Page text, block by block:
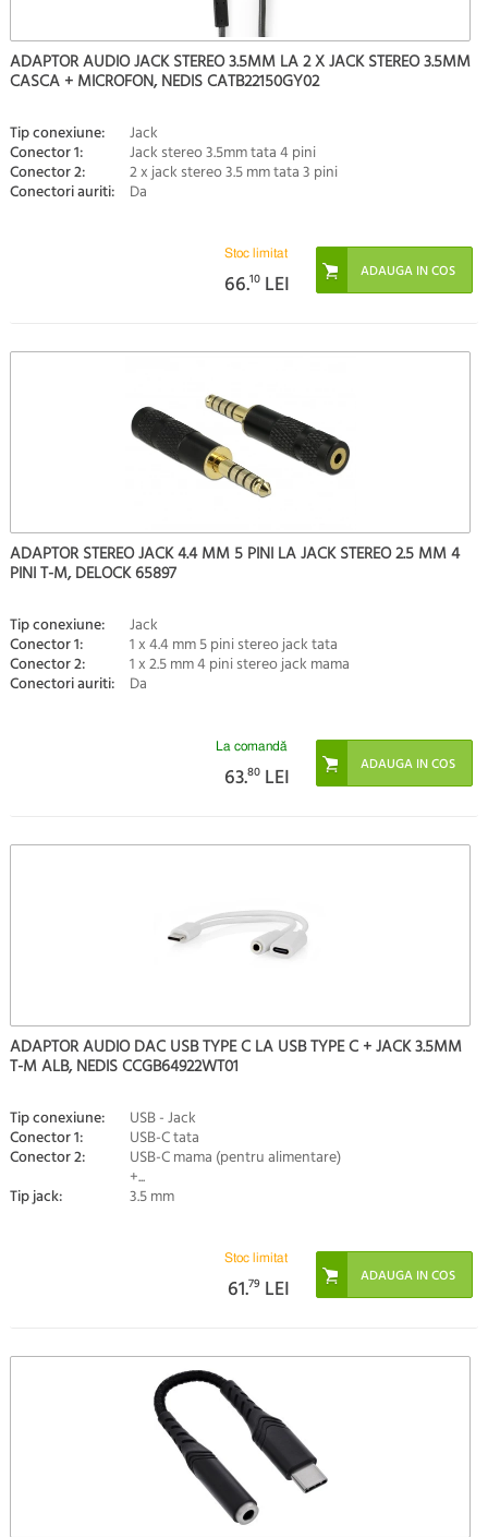
ADAPTOR AUDIO JACK STEREO 3.5MM LA 2 X JACK STEREO 3.5MM
CASCA + MICROFON, NEDIS CATB22150GY02
Tip conexiune: Jack
Conector 1: Jack stereo 3.5mm tata 4 pini
Conector 2: 2 x jack stereo 3.5 mm tata 3 pini
Conectori auriti: Da
Stoc limitat
66.10 LEI
ADAPTOR STEREO JACK 4.4 MM 5 PINI LA JACK STEREO 2.5 MM 4
PINI T-M, DELOCK 65897
Tip conexiune: Jack
Conector 1: 1 x 4.4 mm 5 pini stereo jack tata
Conector 2: 1 x 2.5 mm 4 pini stereo jack mama
Conectori auriti: Da
La comandă
63.80 LEI
ADAPTOR AUDIO DAC USB TYPE C LA USB TYPE C + JACK 3.5MM
T-M ALB, NEDIS CCGB64922WT01
Tip conexiune: USB - Jack
Conector 1: USB-C tata
Conector 2: USB-C mama (pentru alimentare)
+...
Tip jack: 3.5 mm
Stoc limitat
61.79 LEI